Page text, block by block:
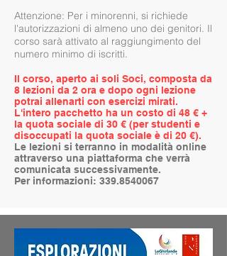
Attenzione: Per i minorenni, si richiede
l'autorizzazioni di almeno uno dei genitori. Il
corso sarà attivato al raggiungimento del
numero minimo di iscritti.
Il corso, aperto ai soli Soci, composta da
8 lezioni da 2 ora e dopo ogni lezione
potrai allenarti con esercizi mirati.
L'intero pacchetto ha un costo di 48 € +
la quota sociale di 30 € (per studenti e
disoccupati la quota sociale è di 20 €).
Le lezioni si terranno in modalità online
attraverso una piattaforma che verrà
comunicata successivamente.
Per informazioni: 339.8540067